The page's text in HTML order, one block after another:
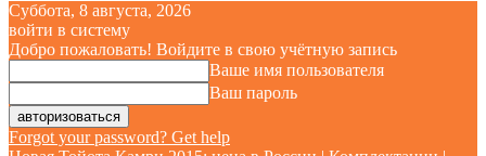
Суббота, 8 августа, 2026
войти в систему
Добро пожаловать! Войдите в свою учётную запись
Ваше имя пользователя
Ваш пароль
Forgot your password? Get help